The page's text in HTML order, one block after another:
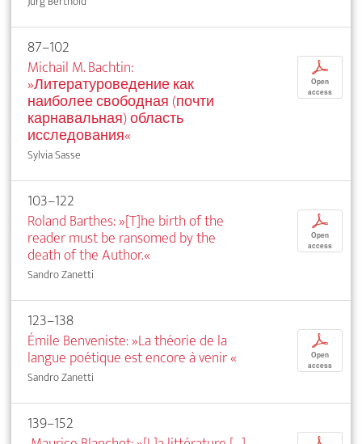
87–102
Michail M. Bachtin:
»Литературоведение как
наиболее свободная (почти
карнавальная) область
исследования«
Sylvia Sasse
p
Open
access
103–122
Roland Barthes: »[T]he birth of the
reader must be ransomed by the
death of the Author.«
Sandro Zanetti
p
Open
access
123–138
Émile Benveniste: »La théorie de la
langue poétique est encore à venir«
Sandro Zanetti
p
Open
access
139–152